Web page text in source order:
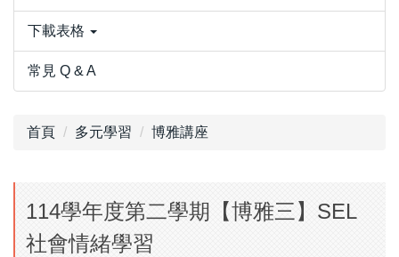
下載表格
常見 Q & A
首頁 多元學習 博雅講座
114學年度第二學期【博雅三】SEL
社會情緒學習